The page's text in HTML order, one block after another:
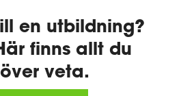
en utbildning?
finns allt du
veta.